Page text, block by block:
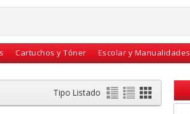
Cartuchos y Tóner Escolar y Manualidades
Tipo Listado